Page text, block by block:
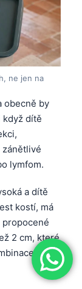
ne jen na
obecně by
když dítě
lymfom.
a dítě
kostí, má
2 cm, které
mění